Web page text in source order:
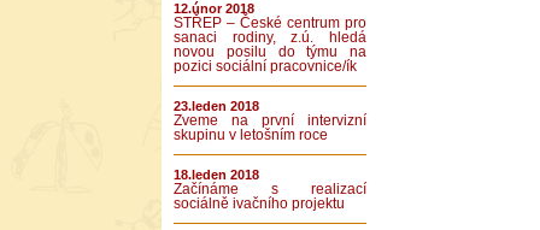
12.únor 2018
STŘEP – České centrum pro
sanaci rodiny, z.ú. hledá
novou posilu do týmu na
pozici sociální pracovnice/ík
23.leden 2018
Zveme na první intervizní
skupinu v letošním roce
18.leden 2018
Začínáme s realizací
sociálně ivačního projektu